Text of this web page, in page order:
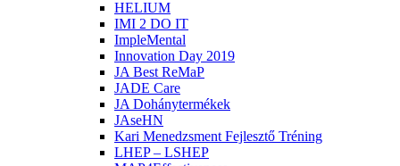
HELIUM
IMI 2 DO IT
ImpleMental
Innovation Day 2019
JA Best ReMaP
JADE Care
JA Dohánytermékek
JAseHN
Kari Menedzsment Fejlesztő Tréning
LHEP – LSHEP